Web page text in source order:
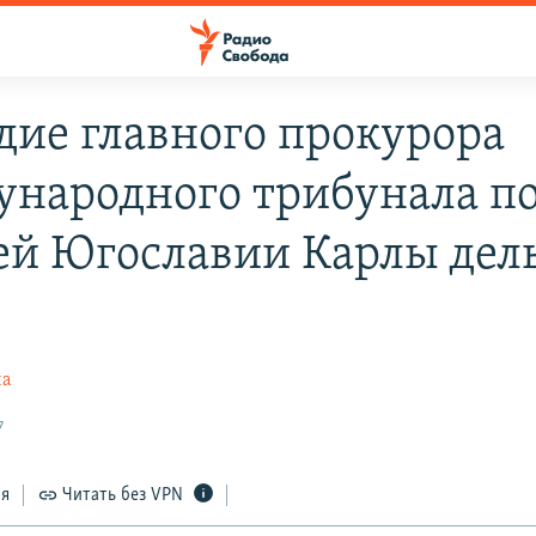
главного прокурора
трибунала
Югославии Карлы
Читать без VPN